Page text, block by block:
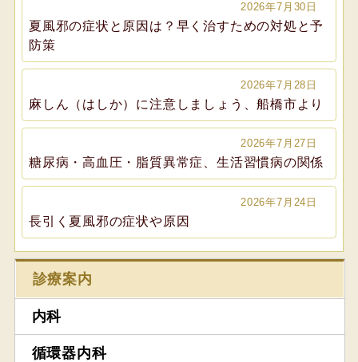
2026年7月30日
夏風邪の症状と原因は？早く治すための対処と予
防策
2026年7月28日
麻しん（はしか）に注意しましょう、船橋市より
2026年7月27日
糖尿病・高血圧・脂質異常症、生活習慣病の関係
2026年7月24日
長引く夏風邪の症状や原因
診療案内
内科
循環器内科